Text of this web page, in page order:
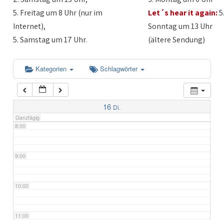
5. Freitag um 8 Uhr (nur im
Internet),
5. Samstag um 17 Uhr.
Let´s hear it again:
Sonntag um 13 Uhr
(ältere Sendung)
Kategorien Schlagwörter
16 Di.
Ganztägig
5:00
6:00
7:00
8:00
9:00
10:00
11:00